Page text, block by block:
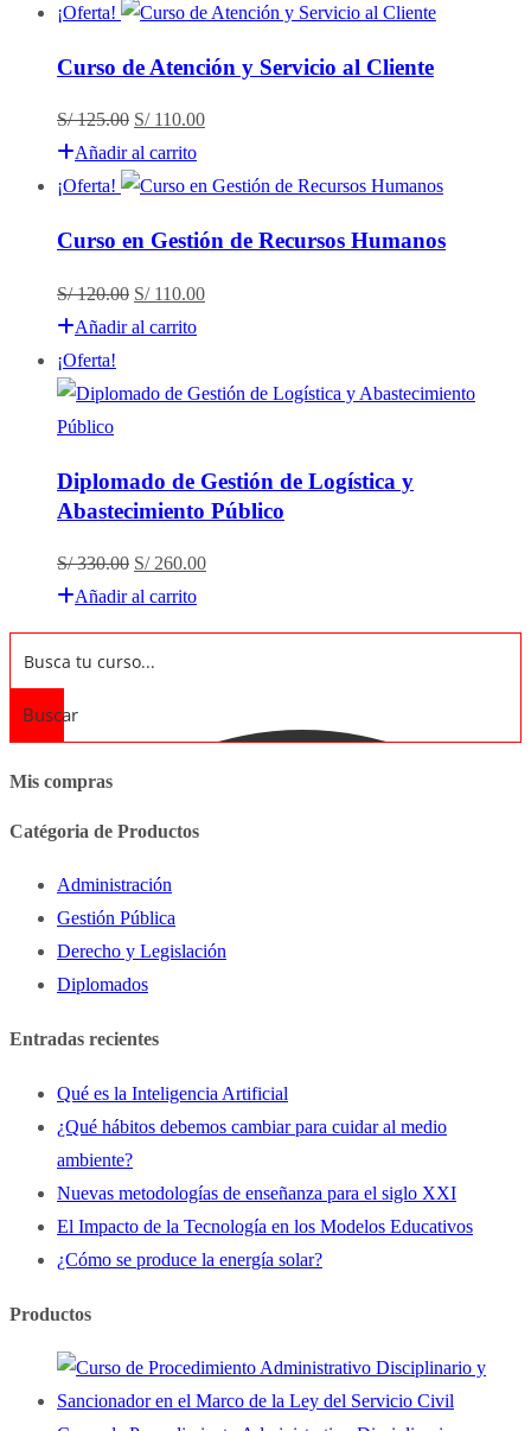
¡Oferta!
Curso de Atención y Servicio al Cliente
S/125.00 El
precio
original
S/ 125.00.
S/110.00El
actual
S/ 110.00.
Añadir al carrito
¡Oferta!
Curso en Gestión de Recursos Humanos
S/120.00 El
precio
era:
S/110.00El
es:
Añadir al carrito
¡Oferta!
Diplomado de Gestión de Logística y
Abastecimiento Público
S/330.00 El
precio
original
era:
S/260.00El
actual
Añadir al carrito
Buscar
Mis compras
Catégoria de Productos
Administración
Gestión Pública
Derecho y Legislación
Diplomados
Entradas recientes
Qué es la Inteligencia Artificial
¿Qué hábitos debemos cambiar para cuidar al medio
ambiente?
Nuevas metodologías de enseñanza para el siglo XXI
El Impacto de la Tecnología en los Modelos Educativos
¿Cómo se produce la energía solar?
Productos